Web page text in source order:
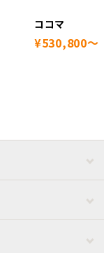
ココマ
¥530,800～